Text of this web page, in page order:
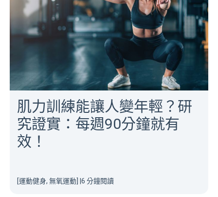
肌力訓練能讓人變年輕？研
究證實：每週90分鐘就有
效！
[運動健身, 無氧運動] 6 分鐘閱讀